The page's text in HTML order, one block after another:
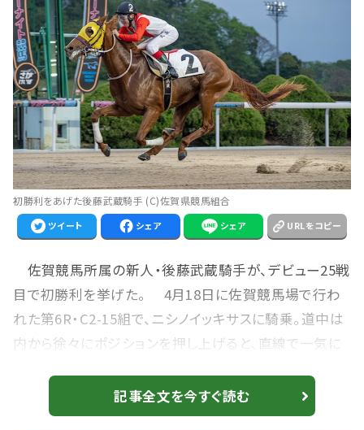
初勝利をあげた後藤武蔵騎手 (C)佐賀県競馬組合
ツイート シェア シェア URLをコピー
佐賀競馬所属の新人・後藤武蔵騎手が、デビュー25戦
目で初勝利を挙げた。 4月18日に佐賀競馬場で行わ
れた第6R・C2-15組で、ニシノイッキサスに騎乗。道中は
内から徐々にポジションを押し上げると、直線で一気に
賀・ル・プランタン賞】サキドリトッケンが7勝目！接戦を
制し重賞制覇、吉原「キレ勝負では負けないと思ってい
記事全文を今すぐ読む